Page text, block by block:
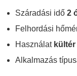
Száradási idő 2
Felhordási
Használat kültér
Alkalmazás